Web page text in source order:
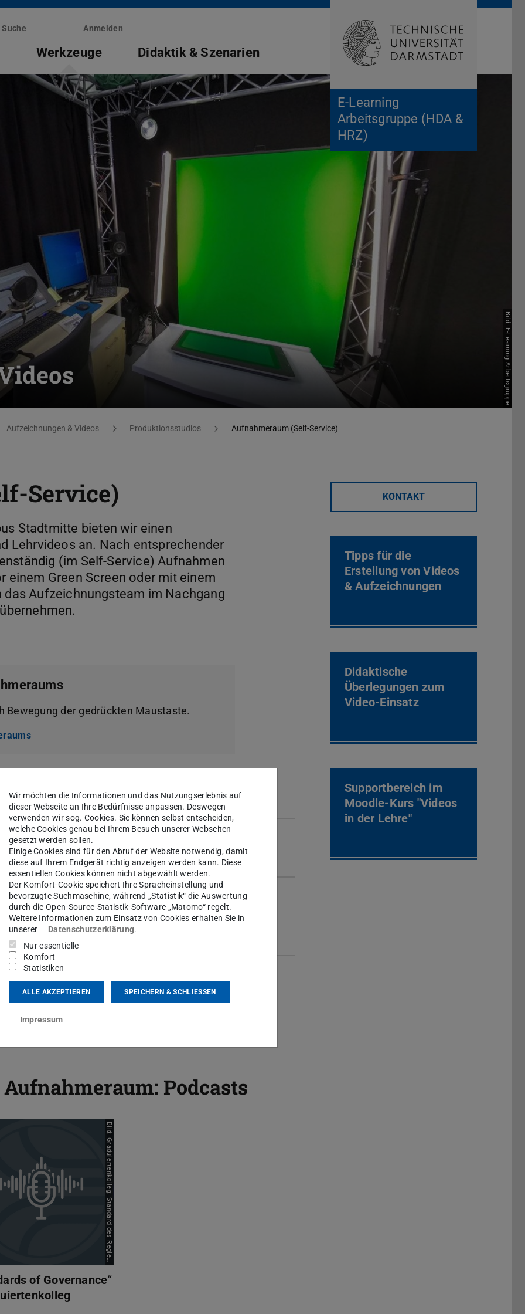
E-Learning
Arbeitsgruppe (HDA &
HRZ)
Suche Anmelden
Werkzeuge Didaktik & Szenarien Suche öffnen
Bild: E-Learning Arbeitsgruppe
Aufzeichnungen & Videos Produktionsstudios Aufnahmeraum (Self-Service)
Service)
Stadtmitte bieten wir einen
Lehrvideos an. Nach entsprechender
(im Self-Service) Aufnahmen
Green Screen oder mit einem
Aufzeichnungsteam im Nachgang
Bewegung der gedrückten Maustaste.
(wird in neuem Tab geöffnet)
Videotutorials am Schrift-
KONTAKT
Tipps für die
Erstellung von Videos
& Aufzeichnungen
Didaktische
Überlegungen zum
Video-Einsatz
Supportbereich im
Moodle-Kurs "Videos
in der Lehre"
Podcasts
r
/
of Governance“
of Governance" / Graduiertenkolleg
Wir möchten die Informationen und das Nutzungserlebnis auf
dieser Webseite an Ihre Bedürfnisse anpassen. Deswegen
verwenden wir sog. Cookies. Sie können selbst entscheiden,
welche Cookies genau bei Ihrem Besuch unserer Webseiten
gesetzt werden sollen.
Einige Cookies sind für den Abruf der Website notwendig, damit
diese auf Ihrem Endgerät richtig anzeigen werden kann. Diese
essentiellen Cookies können nicht abgewählt werden.
Der Komfort-Cookie speichert Ihre Spracheinstellung und
bevorzugte Suchmaschine, während „Statistik“ die Auswertung
durch die Open-Source-Statistik-Software „Matomo“ regelt.
Weitere Informationen zum Einsatz von Cookies erhalten Sie in
unserer
Datenschutzerklärung.
Nur essentielle
Komfort
Statistiken
ALLE AKZEPTIEREN SPEICHERN & SCHLIESSEN
Impressum